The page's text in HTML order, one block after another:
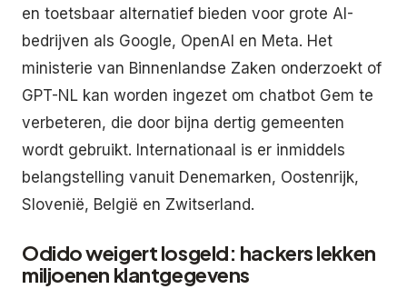
en toetsbaar alternatief bieden voor grote AI-
bedrijven als Google, OpenAI en Meta. Het
ministerie van Binnenlandse Zaken onderzoekt of
GPT-NL kan worden ingezet om chatbot Gem te
verbeteren, die door bijna dertig gemeenten
wordt gebruikt. Internationaal is er inmiddels
belangstelling vanuit Denemarken, Oostenrijk,
Slovenië, België en Zwitserland.
Odido weigert losgeld: hackers lekken
miljoenen klantgegevens